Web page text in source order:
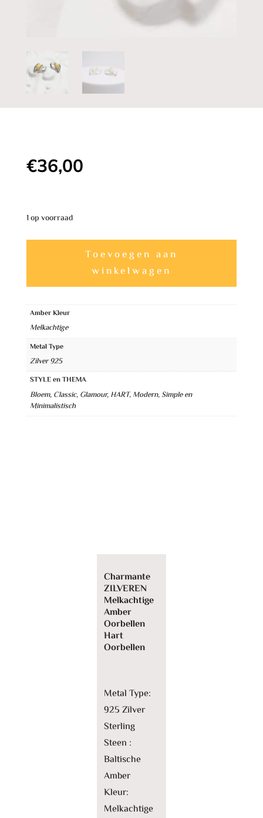
€36,00
1 op voorraad
Charmante
Hart
Oorbellen
aantal
Toevoegen aan
winkelwagen
Amber Kleur
Melkachtige
Metal Type
Zilver 925
STYLE en THEMA
Bloem, Classic, Glamour, HART, Modern, Simple en
Minimalistisch
Charmante
ZILVEREN
Melkachtige
Amber
Oorbellen
Hart
Oorbellen
Metal Type:
925 Zilver
Sterling
Steen :
Baltische
Amber
Kleur:
Melkachtige